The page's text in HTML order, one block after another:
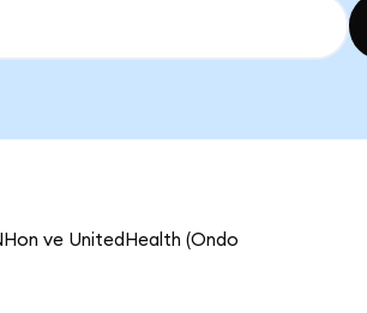
ve UnitedHealth (Ondo